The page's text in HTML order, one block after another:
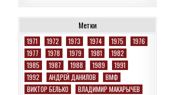
Метки
1971 1972 1973 1974 1975
1976
1977
1978 1979 1981
1982
1985
1987 1988 1989
1991
1992
АНДРЕЙ ДАНИЛОВ
ВМФ
ВИКТОР БЕЛЬКО
ВЛАДИМИР МАКАРЫЧЕВ